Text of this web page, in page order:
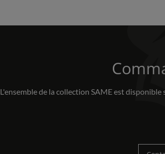
L'ensemble de la collection SAME est